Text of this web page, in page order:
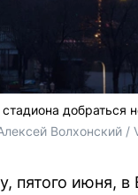
добраться
Волхонский /
пятого июня,